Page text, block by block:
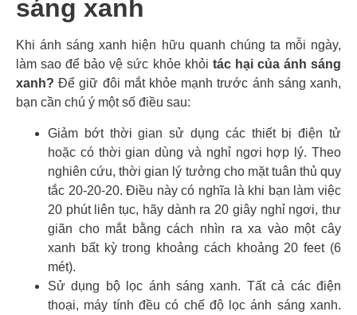
sáng xanh
Khi ánh sáng xanh hiện hữu quanh chúng ta mỗi ngày,
làm sao để bảo vệ sức khỏe khỏi tác hại của ánh sáng
xanh?Để giữ đôi mắt khỏe mạnh trước ánh sáng xanh,
bạn cần chú ý một số điều sau:
Giảm bớt thời gian sử dụng các thiết bị điện tử
hoặc có thời gian dùng và nghỉ ngơi hợp lý. Theo
nghiên cứu, thời gian lý tưởng cho mặt tuân thủ quy
tắc 20-20-20. Điều này có nghĩa là khi bạn làm việc
20 phút liên tục, hãy dành ra 20 giây nghỉ ngơi, thư
giãn cho mắt bằng cách nhìn ra xa vào một cây
xanh bất kỳ trong khoảng cách khoảng 20 feet (6
mét).
Sử dụng bộ lọc ánh sáng xanh. Tất cả các điện
thoại, máy tính đều có chế độ lọc ánh sáng xanh.